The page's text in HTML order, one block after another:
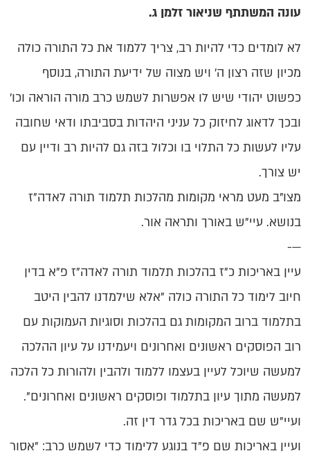
עונה המשתתף שניאור זלמן ג.
לא לומדים כדי להיות רב, צריך ללמוד את כל התורה כולה
מכיון שזה רצון ה' ויש מצוה של ידיעת התורה, בנוסף
כפשוט יהודי שיש לו אפשרות לשמש כרב מורה הוראה וכו'
ובכך לדאוג לחיזוק כל עניני היהדות בסביבתו ודאי שחובה
עליו לעשות כל התלוי בו וכלול בזה גם להיות רב ודיין עם
יש צורך.
מצו"ב מעט מראי מקומות מהלכות תלמוד תורה לאדה"ז
בנושא. עיי"ש באורך ותראה אור.
—-
עיין באריכות כ"ז בהלכות תלמוד תורה לאדה"ז פ"א בדין
חיוב לימוד כל התורה כולה "אלא שילמדנו להבין היטב
בתלמוד ברוב המקומות גם בהלכות וסוגיות העמוקות עם
רוב הפוסקים ראשונים ואחרונים ויעמידנו על עיון ההלכה
למעשה שיוכל לעיין בעצמו ללמוד ולהבין ולהורות כל הלכה
למעשה מתוך עיון בתלמוד ופוסקים ראשונים ואחרונים".
ועיי"ש שם באריכות בכל גדר דין זה.
ועיין באריכות שם פ"ד בנוגע ללימוד כדי לשמש כרב: "אסור